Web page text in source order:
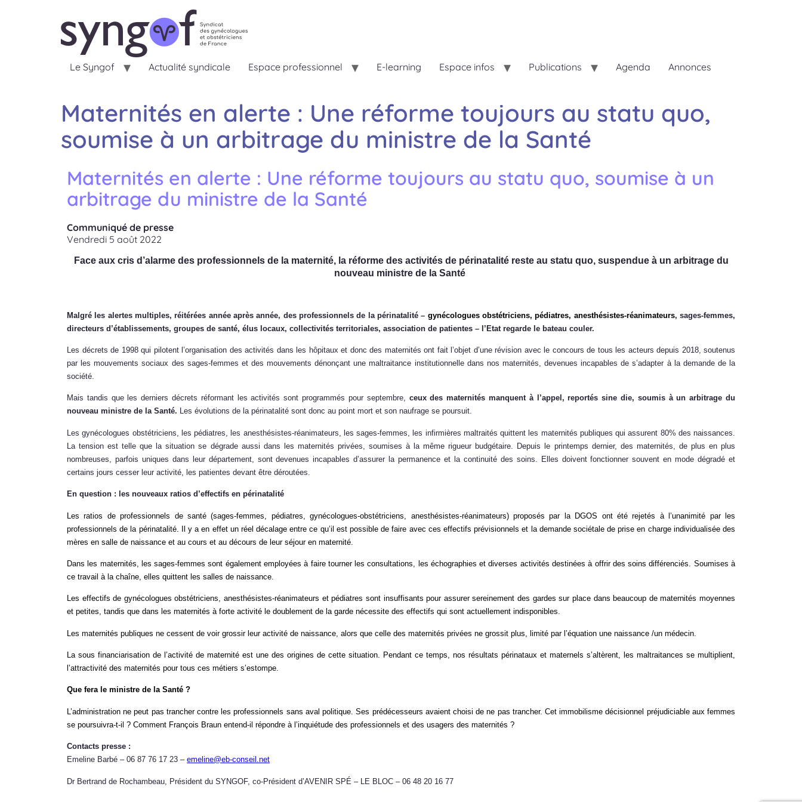
Le Syngof Actualité syndicale Espace professionnel E-learning Espace infos Publications Agenda Annonces
Maternités en alerte : Une réforme toujours au statu quo,
soumise à un arbitrage du ministre de la Santé
Maternités en alerte : Une réforme toujours au statu quo, soumise à un
arbitrage du ministre de la Santé
Communiqué de presse
Vendredi 5 août 2022
Face aux cris d’alarme des professionnels de la maternité, la réforme des activités de périnatalité reste au statu quo, suspendue à un arbitrage du
nouveau ministre de la Santé
Malgré les alertes multiples, réitérées année après année, des professionnels de la périnatalité – gynécologues obstétriciens, pédiatres, anesthésistes-réanimateurs, sages-femmes,
directeurs d’établissements, groupes de santé, élus locaux, collectivités territoriales, association de patientes – l’Etat regarde le bateau couler.
Les décrets de 1998 qui pilotent l’organisation des activités dans les hôpitaux et donc des maternités ont fait l’objet d’une révision avec le concours de tous les acteurs depuis 2018, soutenus
par les mouvements sociaux des sages-femmes et des mouvements dénonçant une maltraitance institutionnelle dans nos maternités, devenues incapables de s’adapter à la demande de la
société.
Mais tandis que les derniers décrets réformant les activités sont programmés pour septembre, ceux des maternités manquent à l’appel, reportés sine die, soumis à un arbitrage du
nouveau ministre de la Santé. Les évolutions de la périnatalité sont donc au point mort et son naufrage se poursuit.
Les gynécologues obstétriciens, les pédiatres, les anesthésistes-réanimateurs, les sages-femmes, les infirmières maltraités quittent les maternités publiques qui assurent 80% des naissances.
La tension est telle que la situation se dégrade aussi dans les maternités privées, soumises à la même rigueur budgétaire. Depuis le printemps dernier, des maternités, de plus en plus
nombreuses, parfois uniques dans leur département, sont devenues incapables d’assurer la permanence et la continuité des soins. Elles doivent fonctionner souvent en mode dégradé et
certains jours cesser leur activité, les patientes devant être déroutées.
En question : les nouveaux ratios d’effectifs en périnatalité
Les ratios de professionnels de santé (sages-femmes, pédiatres, gynécologues-obstétriciens, anesthésistes-réanimateurs) proposés par la DGOS ont été rejetés à l’unanimité par les
professionnels de la périnatalité. Il y a en effet un réel décalage entre ce qu’il est possible de faire avec ces effectifs prévisionnels et la demande sociétale de prise en charge individualisée des
mères en salle de naissance et au cours et au décours de leur séjour en maternité.
Dans les maternités, les sages-femmes sont également employées à faire tourner les consultations, les échographies et diverses activités destinées à offrir des soins différenciés. Soumises à
ce travail à la chaîne, elles quittent les salles de naissance.
Les effectifs de gynécologues obstétriciens, anesthésistes-réanimateurs et pédiatres sont insuffisants pour assurer sereinement des gardes sur place dans beaucoup de maternités moyennes
et petites, tandis que dans les maternités à forte activité le doublement de la garde nécessite des effectifs qui sont actuellement indisponibles.
Les maternités publiques ne cessent de voir grossir leur activité de naissance, alors que celle des maternités privées ne grossit plus, limité par l’équation une naissance /un médecin.
La sous financiarisation de l’activité de maternité est une des origines de cette situation. Pendant ce temps, nos résultats périnataux et maternels s’altèrent, les maltraitances se multiplient,
l’attractivité des maternités pour tous ces métiers s’estompe.
Que fera le ministre de la Santé ?
L’administration ne peut pas trancher contre les professionnels sans aval politique. Ses prédécesseurs avaient choisi de ne pas trancher. Cet immobilisme décisionnel préjudiciable aux femmes
se poursuivra-t-il ? Comment François Braun entend-il répondre à l’inquiétude des professionnels et des usagers des maternités ?
Contacts presse :
Emeline Barbé – 06 87 76 17 23 – emeline@eb-conseil.net
Dr Bertrand de Rochambeau, Président du SYNGOF, co-Président d’AVENIR SPÉ – LE BLOC – 06 48 20 16 77